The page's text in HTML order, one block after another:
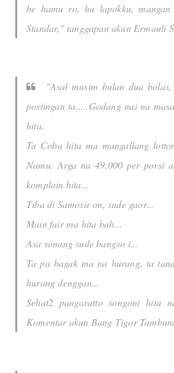
be hamu ro, hu lapokku,
Standar," tanggapan akun Ermauli
"Asal musim bulan dua
postingan ta.....Godang nai na
hita.
Ta Coba hita ma mangallang
Namu. Arga na 49.000 per porsi
komplain hita...
Tiba di Samosir on, sude gaor...
Main fair ma hita bah...
Asa sonang sude bangso i...
Ta pa bagak ma na hurang, ta
hurang denggan...
Sehat2 pangaratto songoni hita
Komentar akun Bang Tigor